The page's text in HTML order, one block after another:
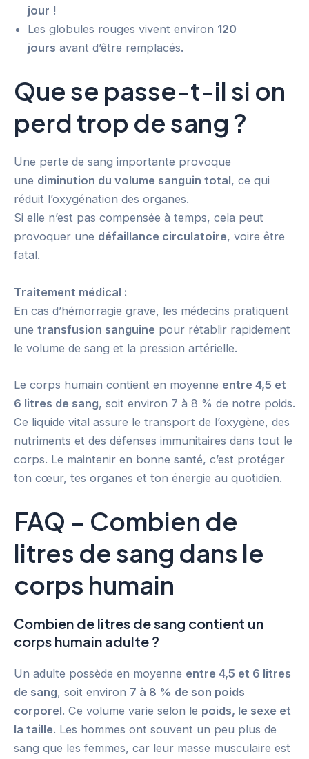
jour !
Les globules rouges vivent environ 120
jours avant d’être remplacés.
Que se passe-t-il si on
perd trop de sang ?
Une perte de sang importante provoque
une diminution du volume sanguin total, ce qui
réduit l’oxygénation des organes.
Si elle n’est pas compensée à temps, cela peut
provoquer une défaillance circulatoire, voire être
fatal.
Traitement médical :
En cas d’hémorragie grave, les médecins pratiquent
une transfusion sanguine pour rétablir rapidement
le volume de sang et la pression artérielle.
Le corps humain contient en moyenne entre 4,5 et
6 litres de sang, soit environ 7 à 8 % de notre poids.
Ce liquide vital assure le transport de l’oxygène, des
nutriments et des défenses immunitaires dans tout le
corps. Le maintenir en bonne santé, c’est protéger
ton cœur, tes organes et ton énergie au quotidien.
FAQ – Combien de
litres de sang dans le
corps humain
Combien de litres de sang contient un
corps humain adulte ?
Un adulte possède en moyenne entre 4,5 et 6 litres
de sang, soit environ 7 à 8 % de son poids
corporel. Ce volume varie selon le poids, le sexe et
la taille. Les hommes ont souvent un peu plus de
sang que les femmes, car leur masse musculaire est